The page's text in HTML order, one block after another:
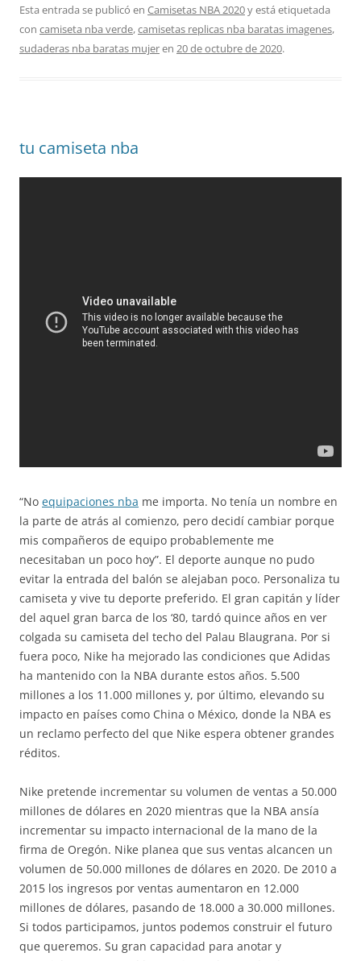
Esta entrada se publicó en Camisetas NBA 2020y está etiquetada
con camiseta nba verde,camisetas replicas nba baratas imagenes,
sudaderas nba baratas mujeren 20 de octubre de 2020.
tu camiseta nba
“No equipaciones nba me importa. No tenía un nombre en
la parte de atrás al comienzo, pero decidí cambiar porque
mis compañeros de equipo probablemente me
necesitaban un poco hoy”. El deporte aunque no pudo
evitar la entrada del balón se alejaban poco. Personaliza tu
camiseta y vive tu deporte preferido. El gran capitán y líder
del aquel gran barca de los ‘80, tardó quince años en ver
colgada su camiseta del techo del Palau Blaugrana. Por si
fuera poco, Nike ha mejorado las condiciones que Adidas
ha mantenido con la NBA durante estos años. 5.500
millones a los 11.000 millones y, por último, elevando su
impacto en países como China o México, donde la NBA es
un reclamo perfecto del que Nike espera obtener grandes
réditos.
Nike pretende incrementar su volumen de ventas a 50.000
millones de dólares en 2020 mientras que la NBA ansía
incrementar su impacto internacional de la mano de la
firma de Oregón. Nike planea que sus ventas alcancen un
volumen de 50.000 millones de dólares en 2020. De 2010 a
2015 los ingresos por ventas aumentaron en 12.000
millones de dólares, pasando de 18.000 a 30.000 millones.
Si todos participamos, juntos podemos construir el futuro
que queremos. Su gran capacidad para anotar y